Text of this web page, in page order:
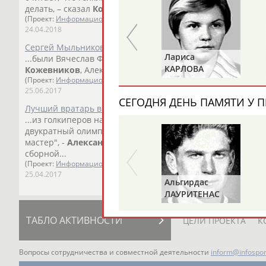
делать, – сказал Кожевников . Напомним, что
(Проект: Информационное агентство СТАДИОН)
24.04.2018
Сергей Мыльников похоронен на Троекуровском
...были Вячеслав Фетисов, Алексей Касатонов,
Кожевников, Алексей Морозов и другие. Мыльников...
(Проект: Информационное агентство СТАДИОН
25.06.2017
Лучший вратарь в истории хоккея: Сегодня Владиславу
...из голкиперов начал на таком уровне читать игру", -
двукратный олимпийский чемпион в составе...
мастер", - Александр Кожевников, двукратный
сборной...
(Проект: Информационное агентство СТАДИОН
25.04.2017
ТАБЛО АКТИВНОСТИ ЦЕЛИ ПРОЕКТА
Вопросы сотрудничества и совместной деятельности
Александр
ДИТЯТИН
Лариса
КАРЛОВА
СЕГОДНЯ ДЕНЬ ПАМЯТИ У
Альгирдас
ЛАУРИТЕНАС